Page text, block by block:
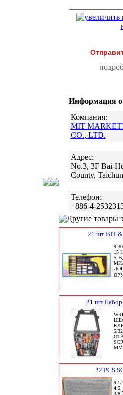
Информация о
Компания:
MIT
CO., LTD.
Адрес:
No.3, 3F Bai-
County,
Телефон:
+886-4-
Другие товары
21 шт BIT &
9-
15
5,
21 шт Набор
5/
22 PCS
9-1/
4.5,
3/